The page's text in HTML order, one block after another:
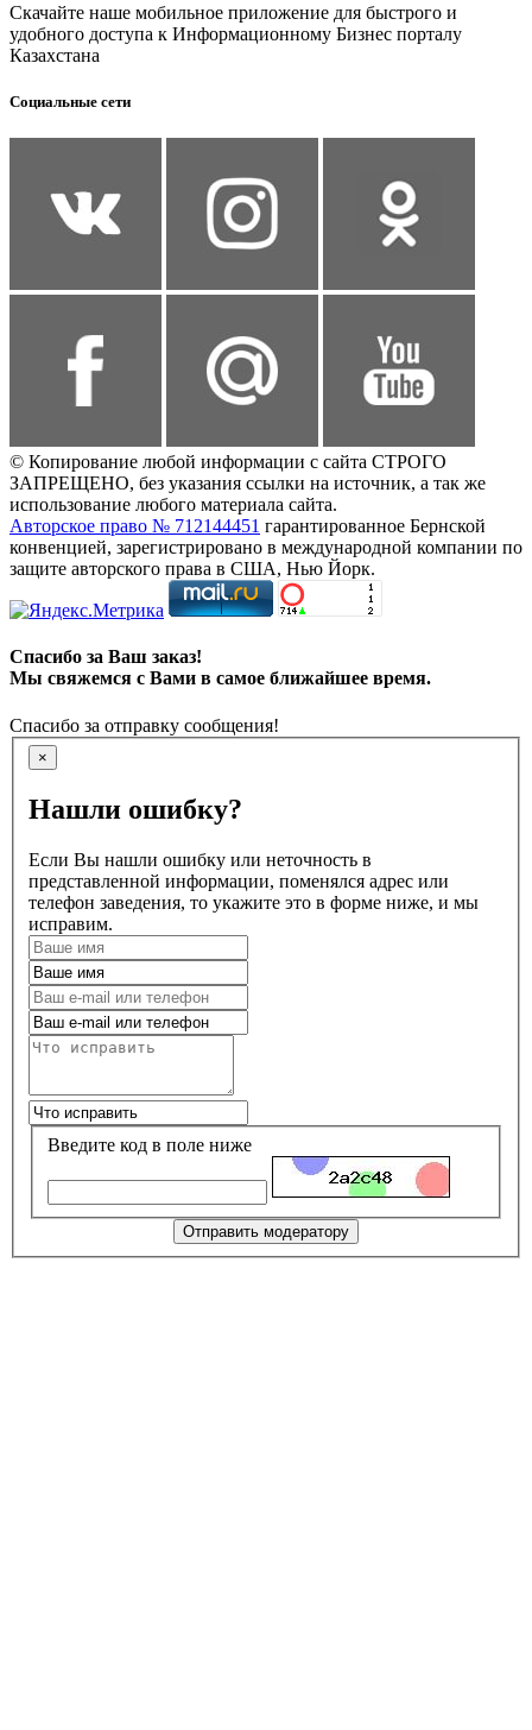
Скачайте наше мобильное приложение для быстрого и
удобного доступа к Информационному Бизнес порталу
Казахстана
Социальные сети
© Копирование любой информации с сайта СТРОГО
ЗАПРЕЩЕНО, без указания ссылки на источник, а так же
использование любого материала сайта.
Авторское право № 712144451 гарантированное Бернской
конвенцией, зарегистрировано в международной компании по
защите авторского права в США, Нью Йорк.
Спасибо за Ваш заказ!
Мы свяжемся с Вами в самое ближайшее время.
Спасибо за отправку сообщения!
×
Нашли ошибку?
Если Вы нашли ошибку или неточность в
представленной информации, поменялся адрес или
телефон заведения, то укажите это в форме ниже, и мы
исправим.
Введите код в поле ниже
Отправить модератору